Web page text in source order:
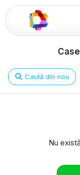
Caută din nou
Nu